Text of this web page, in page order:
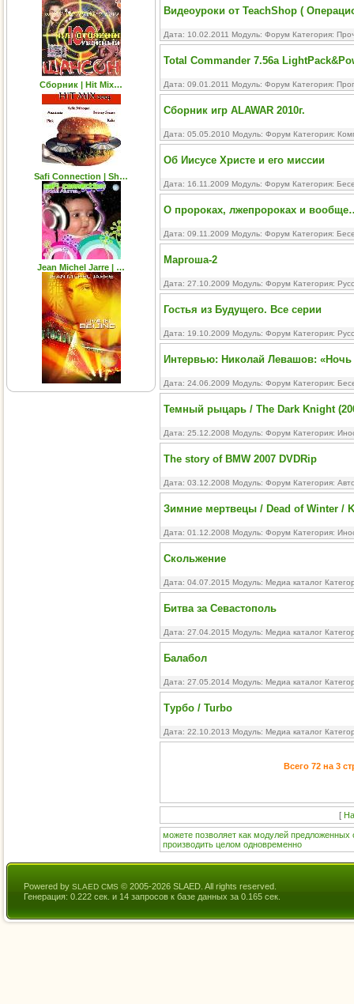
Сборник | Hit Mix…
Safi Connection | Sh…
Jean Michel Jarre | …
Видеоуроки от TeachShop (
Дата: 10.02.2011 Модуль: Форум Категория:
Total Commander 7.56a
Дата: 09.01.2011 Модуль: Форум Категория:
Сборник игр ALAWAR 2010г.
Дата: 05.05.2010 Модуль: Форум Категория:
Об Иисусе Христе и его миссии
Дата: 16.11.2009 Модуль: Форум Категория:
О пророках, лжепророках и
Дата: 09.11.2009 Модуль: Форум Категория:
Маргоша-2
Дата: 27.10.2009 Модуль: Форум Категория:
Гостья из Будущего. Все серии
Дата: 19.10.2009 Модуль: Форум Категория:
Интервью: Николай Левашов:
Дата: 24.06.2009 Модуль: Форум Категория:
Темный рыцарь / The Dark Knight
Дата: 25.12.2008 Модуль: Форум Категория:
The story of BMW 2007 DVDRip
Дата: 03.12.2008 Модуль: Форум Категория:
Зимние мертвецы / Dead of Winter /
Дата: 01.12.2008 Модуль: Форум Категория:
Скольжение
Дата: 04.07.2015 Модуль: Медиа каталог
Битва за Севастополь
Дата: 27.04.2015 Модуль: Медиа каталог
Балабол
Дата: 27.05.2014 Модуль: Медиа каталог
Турбо / Turbo
Дата: 22.10.2013 Модуль: Медиа каталог
Всего 72 на 3
[
можете позволяет как модулей предложенных
производить целом одновременно
Powered by SLAED CMS © 2005-2026 SLAED. All rights reserved.
Генерация: 0.222 сек. и 14 запросов к базе данных за 0.165 сек.